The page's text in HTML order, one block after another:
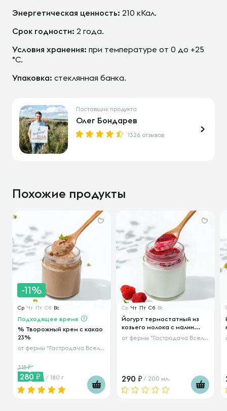
Энергетическая ценность: 210 кКал.
Срок годности: 2 года.
Условия хранения: при температуре от 0 до +25
°С.
Упаковка: стеклянная банка.
Поставщик продукта
Олег Бондарев
1326 отзывов
Похожие продукты
-11%
Ср Чт Пт Сб Вс
Подходящее время
% Творожный крем с какао
23%
от фермы "Гастродача Вселуг"
315
280 / 180 г
Ср Чт Пт Сб Вс
Йогурт термостатный из
козьего молока с малин...
от фермы "Гастродача Вселуг"
290 / 200 мл.